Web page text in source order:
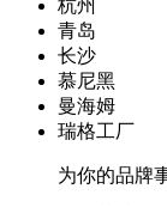
杭州
青岛
长沙
慕尼黑
曼海姆
瑞格工厂
为你的品牌